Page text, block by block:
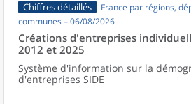
Chiffres détaillés
France par régions,
communes – 06/08/2026
Créations d'entreprises
2012 et 2025
Système d'information sur la
d'entreprises SIDE